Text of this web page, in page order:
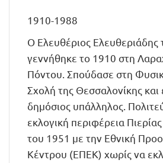
1910-1988
Ο Ελευθέριος Ελευθεριάδης
γεννήθηκε το 1910 στη
Πόντου. Σπούδασε στη
Σχολή της Θεσσαλονίκης
δημόσιος υπάλληλος.
εκλογική περιφέρεια
του 1951 με την Εθνική
Κέντρου (ΕΠΕΚ) χωρίς να